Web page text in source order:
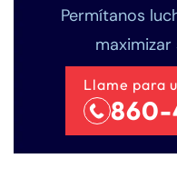
Permítanos
Llame para
860-